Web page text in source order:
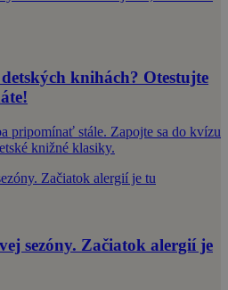
knihách? Otestujte
pripomínať stále. Zapojte sa do kvízu
knižné klasiky.
sezóny. Začiatok alergií je